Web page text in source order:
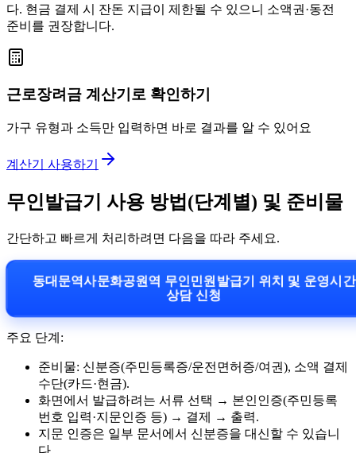
다. 현금 결제 시 잔돈 지급이 제한될 수 있으니 소액권·동전
준비를 권장합니다.
근로장려금 계산기로 확인하기
가구 유형과 소득만 입력하면 바로 결과를 알 수 있어요
계산기 사용하기
무인발급기 사용 방법(단계별) 및 준비물
간단하고 빠르게 처리하려면 다음을 따라 주세요.
동대문역사문화공원역 무인민원발급기 위치 및 운영시
상담 신청
주요 단계:
준비물: 신분증(주민등록증/운전면허증/여권), 소액 결제
수단(카드·현금).
화면에서 발급하려는 서류 선택 → 본인인증(주민등록
번호 입력·지문인증 등) → 결제 → 출력.
지문 인증은 일부 문서에서 신분증을 대신할 수 있습니
다.